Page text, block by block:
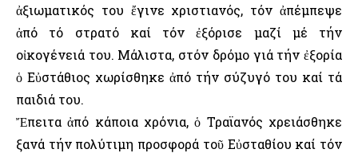
ἀξιωματικός του ἔγινε χριστιανός, τόν ἀπέμπεψε
ἀπό τό στρατό καί τόν ἐξόρισε μαζί μέ τήν
οἰκογένειά του. Μάλιστα, στόν δρόμο γιά τήν ἐξορία
ὁ Εὐστάθιος χωρίσθηκε ἀπό τήν σύζυγό του καί τά
παιδιά του.
Ἔπειτα ἀπό κάποια χρόνια, ὁ Τραϊανός χρειάσθηκε
ξανά τήν πολύτιμη προσφορά τοῦ Εὐσταθίου καί τόν